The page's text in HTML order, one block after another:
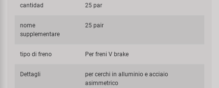
cantidad 25 par
nome
supplementare
25 pair
tipo di freno Per freni V brake
Dettagli
per cerchi in alluminio e acciaio
asimmetrico